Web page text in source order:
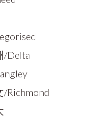
/Delta
/Richmond